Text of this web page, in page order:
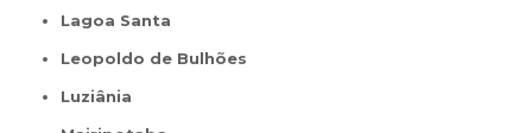
Lagoa Santa
Leopoldo de Bulhões
Luziânia